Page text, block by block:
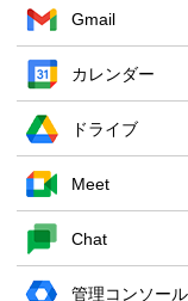
Gmail
カレンダー
ドライブ
Meet
Chat
管理コンソール